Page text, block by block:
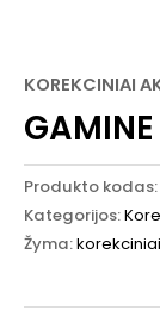
KOREKCINIAI
Produkto kodas:
Kategorijos:
Žyma: